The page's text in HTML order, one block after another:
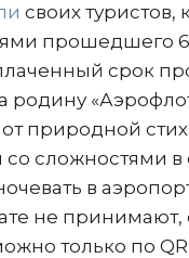
своих
прошедшего
срок
родину
природной
со сложностями
в
не
только по